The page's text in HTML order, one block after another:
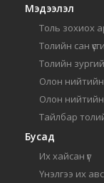
Мэдээлэл
Толь зохиох
Толийн сан
Толийн
Олон нийтийн
Олон
Тайлбар
Бусад
Их хайсан үг
Үнэлгээ их